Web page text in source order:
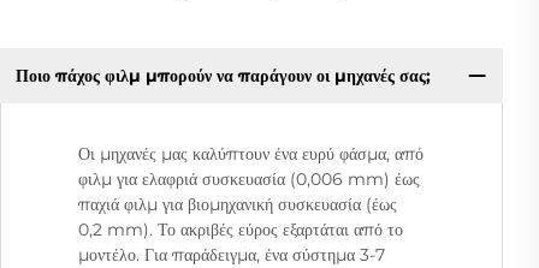
Ποιο πάχος φιλμ μπορούν να παράγουν οι μηχανές σας;
Οι μηχανές μας καλύπτουν ένα ευρύ φάσμα, από
φιλμ για ελαφριά συσκευασία (0,006 mm) έως
παχιά φιλμ για βιομηχανική συσκευασία (έως
0,2 mm). Το ακριβές εύρος εξαρτάται από το
μοντέλο. Για παράδειγμα, ένα σύστημα 3-7